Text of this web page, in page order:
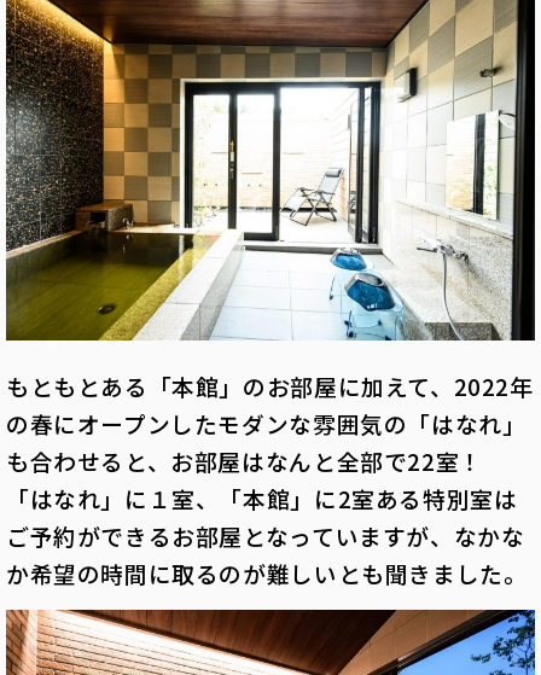
もともとある「本館」のお部屋に加えて、2022年
の春にオープンしたモダンな雰囲気の「はなれ」
も合わせると、お部屋はなんと全部で22室！
「はなれ」に１室、「本館」に2室ある特別室は
ご予約ができるお部屋となっていますが、なかな
か希望の時間に取るのが難しいとも聞きました。